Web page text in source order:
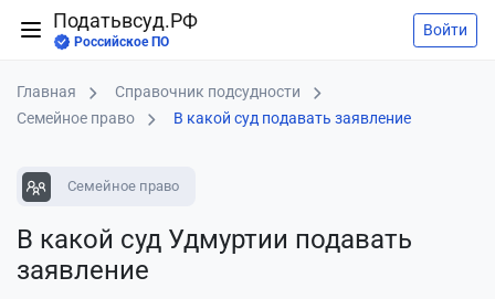
Податьвсуд.РФ
Российское ПО
Войти
Главная
Справочник подсудности
Семейное право
В какой суд подавать заявление
Семейное право
В какой суд Удмуртии подавать
заявление